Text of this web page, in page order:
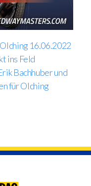
16.06.2022
ins Feld
Bachhuber und
für Olching